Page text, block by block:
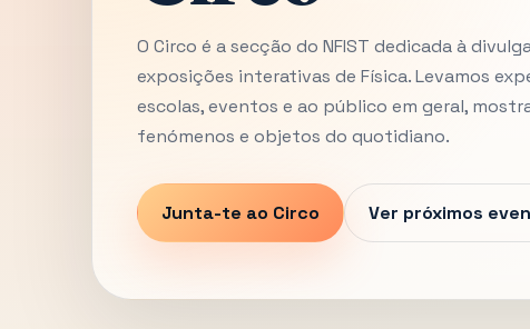
O Circo é a secção do NFIST dedicada à
exposições interativas de Física. Levamos
escolas, eventos e ao público em geral,
fenómenos e objetos do quotidiano.
Junta-te ao Circo Ver próximos